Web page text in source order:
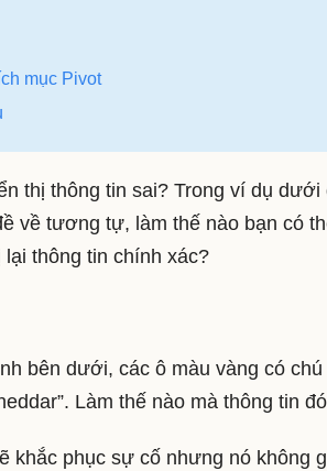
mục Pivot
thị thông tin sai? Trong ví dụ
về tương tự, làm thế nào bạn có
thông tin chính xác?
bên dưới, các ô màu vàng có
Làm thế nào mà thông tin
khắc phục sự cố nhưng nó không